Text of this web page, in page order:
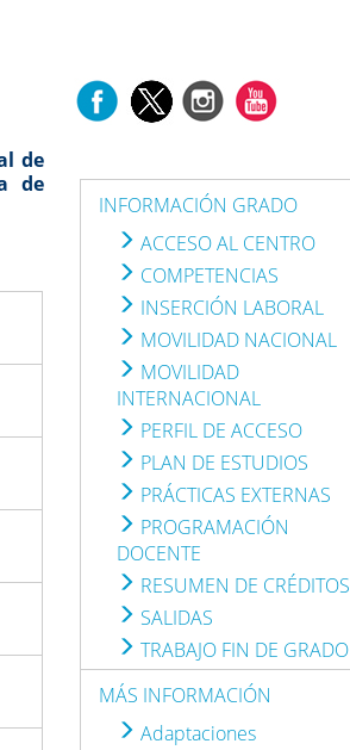
de
de
INFORMACIÓN GRADO
ACCESO AL CENTRO
COMPETENCIAS
INSERCIÓN LABORAL
MOVILIDAD NACIONAL
MOVILIDAD
INTERNACIONAL
PERFIL DE ACCESO
PLAN DE ESTUDIOS
PRÁCTICAS EXTERNAS
PROGRAMACIÓN
DOCENTE
RESUMEN DE CRÉDITOS
SALIDAS
TRABAJO FIN DE GRADO
MÁS INFORMACIÓN
Adaptaciones